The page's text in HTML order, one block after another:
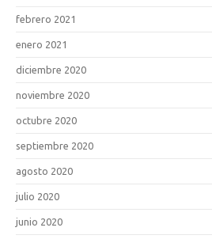
febrero 2021
enero 2021
diciembre 2020
noviembre 2020
octubre 2020
septiembre 2020
agosto 2020
julio 2020
junio 2020